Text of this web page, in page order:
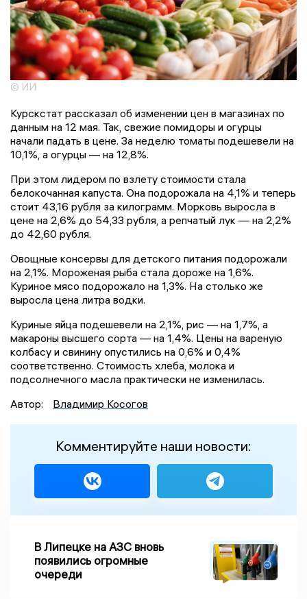
© ИИ
Курскстат рассказал об изменении цен в магазинах по
данным на 12 мая. Так, свежие помидоры и огурцы
начали падать в цене. За неделю томаты подешевели на
10,1%, а огурцы — на 12,8%.
При этом лидером по взлету стоимости стала
белокочанная капуста. Она подорожала на 4,1% и теперь
стоит 43,16 рубля за килограмм. Морковь выросла в
цене на 2,6% до 54,33 рубля, а репчатый лук — на 2,2%
до 42,60 рубля.
Овощные консервы для детского питания подорожали
на 2,1%. Мороженая рыба стала дороже на 1,6%.
Куриное мясо подорожало на 1,3%. На столько же
выросла цена литра водки.
Куриные яйца подешевели на 2,1%, рис — на 1,7%, а
макароны высшего сорта — на 1,4%. Цены на вареную
колбасу и свинину опустились на 0,6% и 0,4%
соответственно. Стоимость хлеба, молока и
подсолнечного масла практически не изменилась.
Автор:
Владимир Косогов
Комментируйте наши новости:
В Липецке на АЗС вновь
появились огромные
очереди